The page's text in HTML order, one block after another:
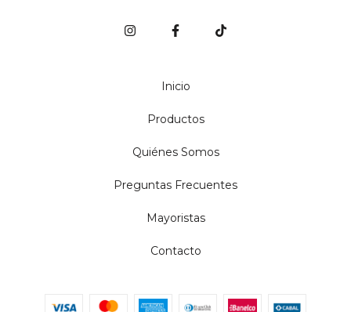
Inicio
Productos
Quiénes Somos
Preguntas Frecuentes
Mayoristas
Contacto